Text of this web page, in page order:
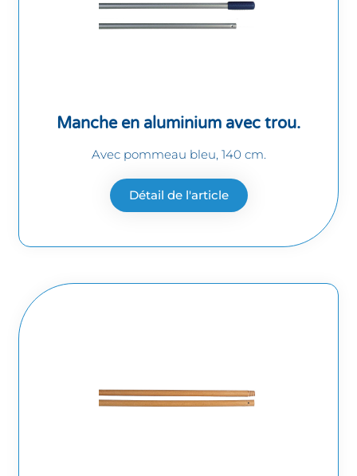
Manche en aluminium avec trou.
Avec pommeau bleu, 140 cm.
Détail de l'article